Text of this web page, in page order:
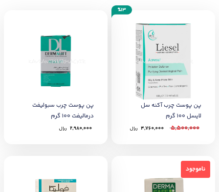
%13
پن پوست چرب آکنه سل
لایسل 100 گرم
5,500,000
4,760,000 ﷼
پن پوست چرب سبولیفت
درمالیفت ۱۰۰ گرم
2,980,000 ﷼
ناموجود
ناموجود